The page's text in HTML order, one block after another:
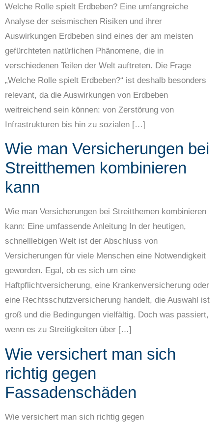
Welche Rolle spielt Erdbeben? Eine umfangreiche
Analyse der seismischen Risiken und ihrer
Auswirkungen Erdbeben sind eines der am meisten
gefürchteten natürlichen Phänomene, die in
verschiedenen Teilen der Welt auftreten. Die Frage
„Welche Rolle spielt Erdbeben?“ ist deshalb besonders
relevant, da die Auswirkungen von Erdbeben
weitreichend sein können: von Zerstörung von
Infrastrukturen bis hin zu sozialen […]
Wie man Versicherungen bei
Streitthemen kombinieren
kann
Wie man Versicherungen bei Streitthemen kombinieren
kann: Eine umfassende Anleitung In der heutigen,
schnelllebigen Welt ist der Abschluss von
Versicherungen für viele Menschen eine Notwendigkeit
geworden. Egal, ob es sich um eine
Haftpflichtversicherung, eine Krankenversicherung oder
eine Rechtsschutzversicherung handelt, die Auswahl ist
groß und die Bedingungen vielfältig. Doch was passiert,
wenn es zu Streitigkeiten über […]
Wie versichert man sich
richtig gegen
Fassadenschäden
Wie versichert man sich richtig gegen